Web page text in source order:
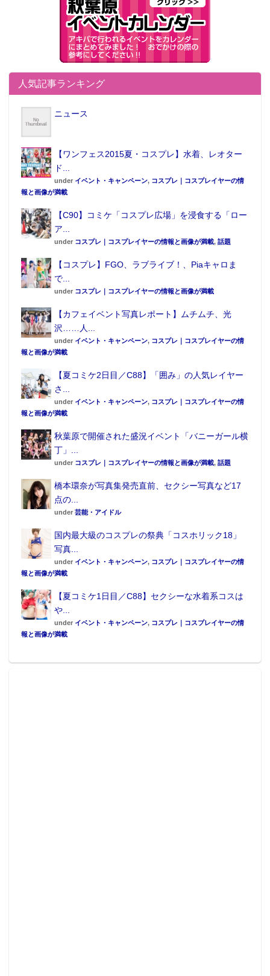
人気記事ランキング
ニュース
【ワンフェス2015夏・コスプレ】水着、レオター
ド...
under イベント・キャンペーン, コスプレ｜コスプレイヤーの情
報と画像が満載
【C90】コミケ「コスプレ広場」を浸食する「ロー
ア...
under コスプレ｜コスプレイヤーの情報と画像が満載, 話題
【コスプレ】FGO、ラブライブ！、Piaキャロま
で...
under コスプレ｜コスプレイヤーの情報と画像が満載
【カフェイベント写真レポート】ムチムチ、光
沢……人...
under イベント・キャンペーン, コスプレ｜コスプレイヤーの情
報と画像が満載
【夏コミケ2日目／C88】「囲み」の人気レイヤー
さ...
under イベント・キャンペーン, コスプレ｜コスプレイヤーの情
報と画像が満載
秋葉原で開催された盛況イベント「バニーガール横
丁」...
under コスプレ｜コスプレイヤーの情報と画像が満載, 話題
橋本環奈が写真集発売直前、セクシー写真など17
点の...
under 芸能・アイドル
国内最大級のコスプレの祭典「コスホリック18」
写真...
under イベント・キャンペーン, コスプレ｜コスプレイヤーの情
報と画像が満載
【夏コミケ1日目／C88】セクシーな水着系コスは
や...
under イベント・キャンペーン, コスプレ｜コスプレイヤーの情
報と画像が満載